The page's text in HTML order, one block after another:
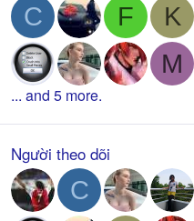
C F
K
M
... and 5 more.
Người theo dõi
C